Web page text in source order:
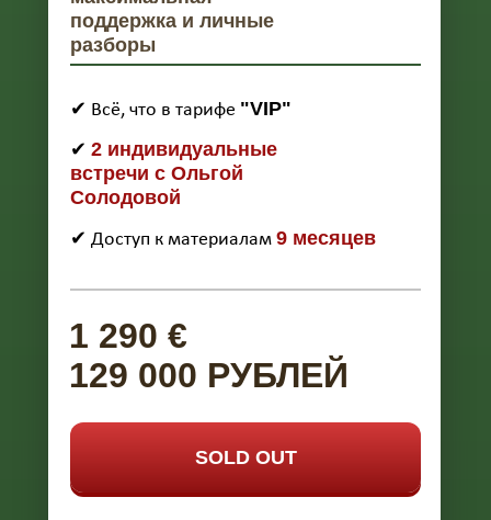
поддержка и личные
разборы
✔ Доступ к материалам 9 месяцев
✔ 2 индивидуальные
встречи с Ольгой
Солодовой
✔ Всё, что в тарифе "VIP"
1 290 €
129 000 РУБЛЕЙ
SOLD OUT